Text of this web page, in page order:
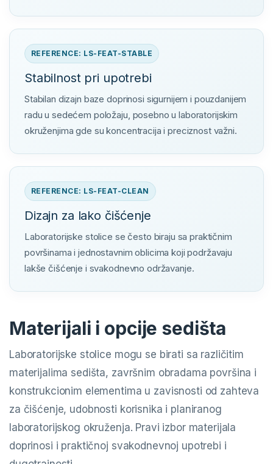
REFERENCE: LS-FEAT-STABLE
Stabilnost pri upotrebi
Stabilan dizajn baze doprinosi sigurnijem i pouzdanijem
radu u sedećem položaju, posebno u laboratorijskim
okruženjima gde su koncentracija i preciznost važni.
REFERENCE: LS-FEAT-CLEAN
Dizajn za lako čišćenje
Laboratorijske stolice se često biraju sa praktičnim
površinama i jednostavnim oblicima koji podržavaju
lakše čišćenje i svakodnevno održavanje.
Materijali i opcije sedišta
Laboratorijske stolice mogu se birati sa različitim
materijalima sedišta, završnim obradama površina i
konstrukcionim elementima u zavisnosti od zahteva
za čišćenje, udobnosti korisnika i planiranog
laboratorijskog okruženja. Pravi izbor materijala
doprinosi i praktičnoj svakodnevnoj upotrebi i